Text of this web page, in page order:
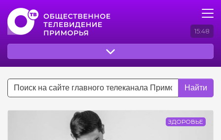
15:48
Найти
ЗДОРОВЬЕ